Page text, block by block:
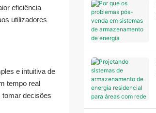
eficiência
utilizadores
e intuitiva de
tempo real
tomar decisões